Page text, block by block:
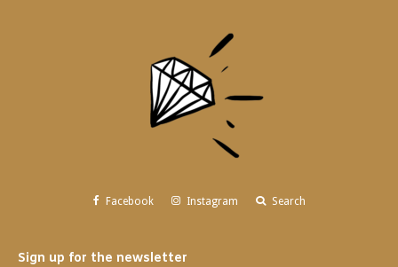
Facebook Instagram Search
Sign up for the newsletter